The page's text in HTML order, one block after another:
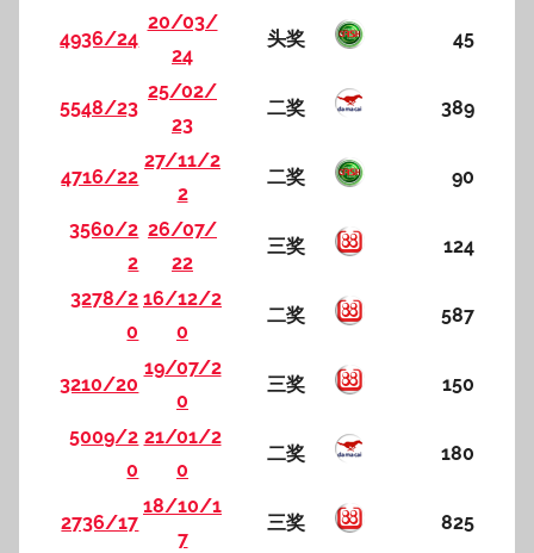
4936/24
20/03/
24
头奖 45
5548/23
25/02/
23
二奖 389
4716/22
27/11/2
2
二奖 90
3560/2
2
26/07/
22
三奖 124
3278/2
0
16/12/2
0
二奖 587
3210/20
19/07/2
0
三奖 150
5009/2
0
21/01/2
0
二奖 180
2736/17
18/10/1
7
三奖 825